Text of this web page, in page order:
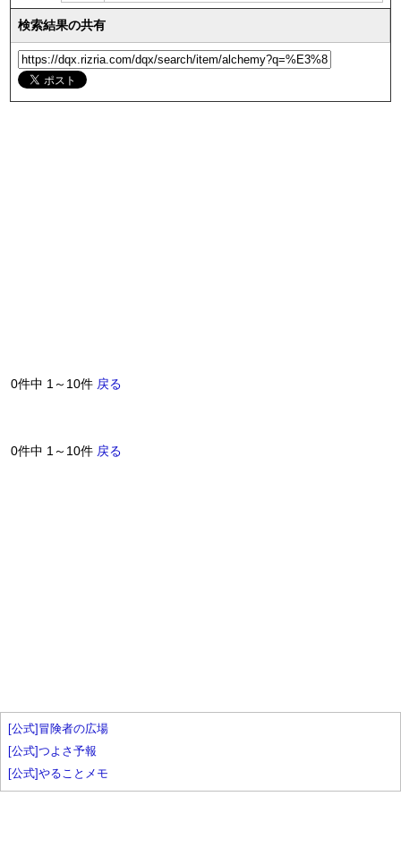
検索結果の共有
0件中 1～10件 戻る
0件中 1～10件 戻る
[公式]冒険者の広場
[公式]つよさ予報
[公式]やることメモ